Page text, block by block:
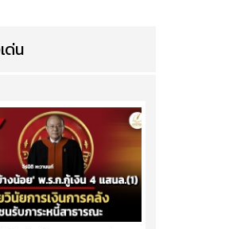
ด่น